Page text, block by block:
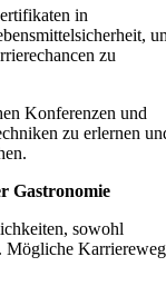
in
zu
Konferenzen und
zu erlernen
Gastronomie
sowohl
Mögliche